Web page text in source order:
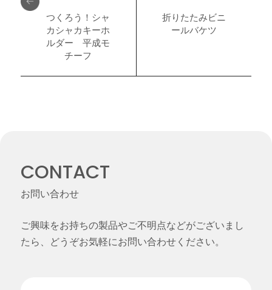
つくろう！シャ
カシャカキーホ
ルダー 平成モ
チーフ
折りたたみビニ
ールバケツ
CONTACT
お問い合わせ
ご興味をお持ちの製品やご不明点などがございまし
たら、どうぞお気軽にお問い合わせください。